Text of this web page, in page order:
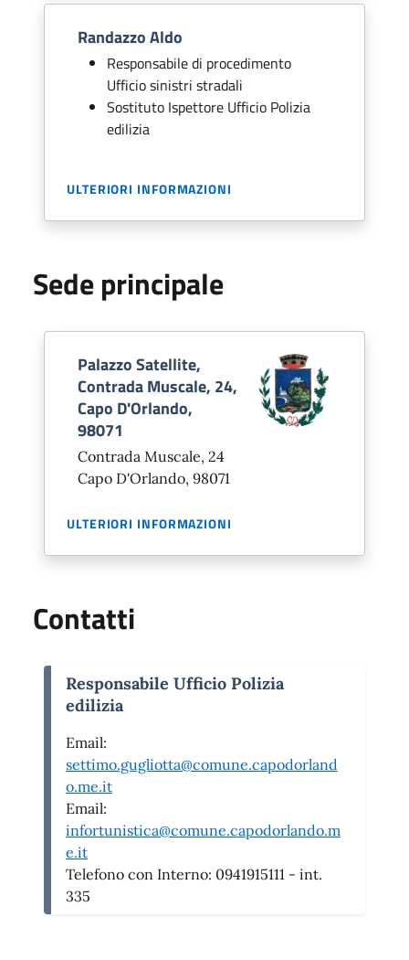
Randazzo Aldo
Responsabile di procedimento
Ufficio sinistri stradali
Sostituto Ispettore Ufficio Polizia
edilizia
ULTERIORI INFORMAZIONI
Sede principale
Palazzo Satellite,
Contrada Muscale, 24,
Capo D'Orlando,
98071
Contrada Muscale, 24
Capo D'Orlando, 98071
ULTERIORI INFORMAZIONI
Contatti
Responsabile Ufficio Polizia
edilizia
Email:
settimo.gugliotta@comune.capodorland
o.me.it
Email:
infortunistica@comune.capodorlando.m
e.it
Telefono con Interno: 0941915111 - int.
335